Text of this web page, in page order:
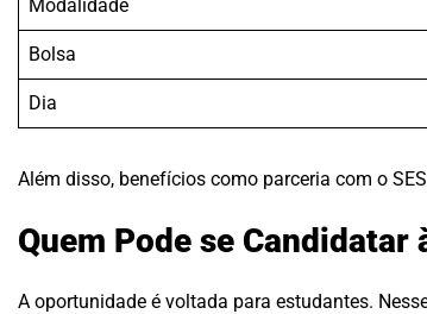
Modalidade
Bolsa
Dia
Além disso, benefícios como parceria com o
Quem Pode se Candidatar
A oportunidade é voltada para estudantes.